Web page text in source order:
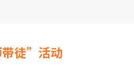
徒”活动